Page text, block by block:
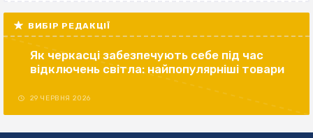
ВИБІР РЕДАКЦІЇ
Як черкасці забезпечують себе під час
відключень світла: найпопулярніші товари
29 ЧЕРВНЯ 2026